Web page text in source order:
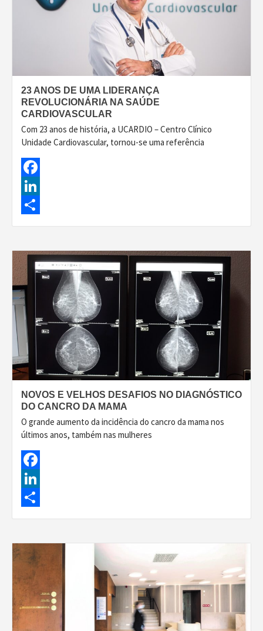
23 ANOS DE UMA LIDERANÇA
REVOLUCIONÁRIA NA SAÚDE
CARDIOVASCULAR
Com 23 anos de história, a UCARDIO – Centro Clínico
Unidade Cardiovascular, tornou-se uma referência
Facebook
LinkedIn
Share
NOVOS E VELHOS DESAFIOS NO DIAGNÓSTICO
DO CANCRO DA MAMA
O grande aumento da incidência do cancro da mama nos
últimos anos, também nas mulheres
Facebook
LinkedIn
Share